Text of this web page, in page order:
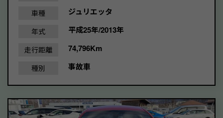
車種 ジュリエッタ
年式 平成25年/2013年
走行距離 74,796Km
種別 事故車